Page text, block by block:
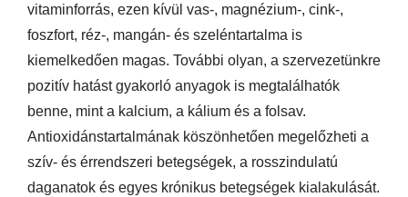
vitaminforrás, ezen kívül vas-, magnézium-, cink-,
foszfort, réz-, mangán- és szeléntartalma is
kiemelkedően magas. További olyan, a szervezetünkre
pozitív hatást gyakorló anyagok is megtalálhatók
benne, mint a kalcium, a kálium és a folsav.
Antioxidánstartalmának köszönhetően megelőzheti a
szív- és érrendszeri betegségek, a rosszindulatú
daganatok és egyes krónikus betegségek kialakulását.